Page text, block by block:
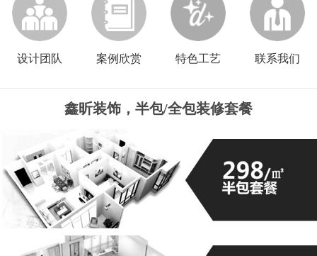
设计团队 案例欣赏 特色工艺 联系我们
鑫昕装饰，半包/全包装修套餐